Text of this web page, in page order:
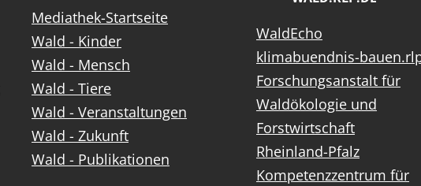
Mediathek-Startseite
Wald - Kinder
Wald - Mensch
Wald - Tiere
Wald - Veranstaltungen
Wald - Zukunft
Wald - Publikationen
WaldEcho
klimabuendnis-
Forschungsanstalt für
Waldökologie und
Forstwirtschaft
Rheinland-Pfalz
Kompetenzzentrum für